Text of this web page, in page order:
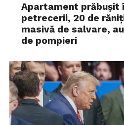
Apartament prăbușit
petrecerii, 20 de
masivă de salvare,
de pompieri